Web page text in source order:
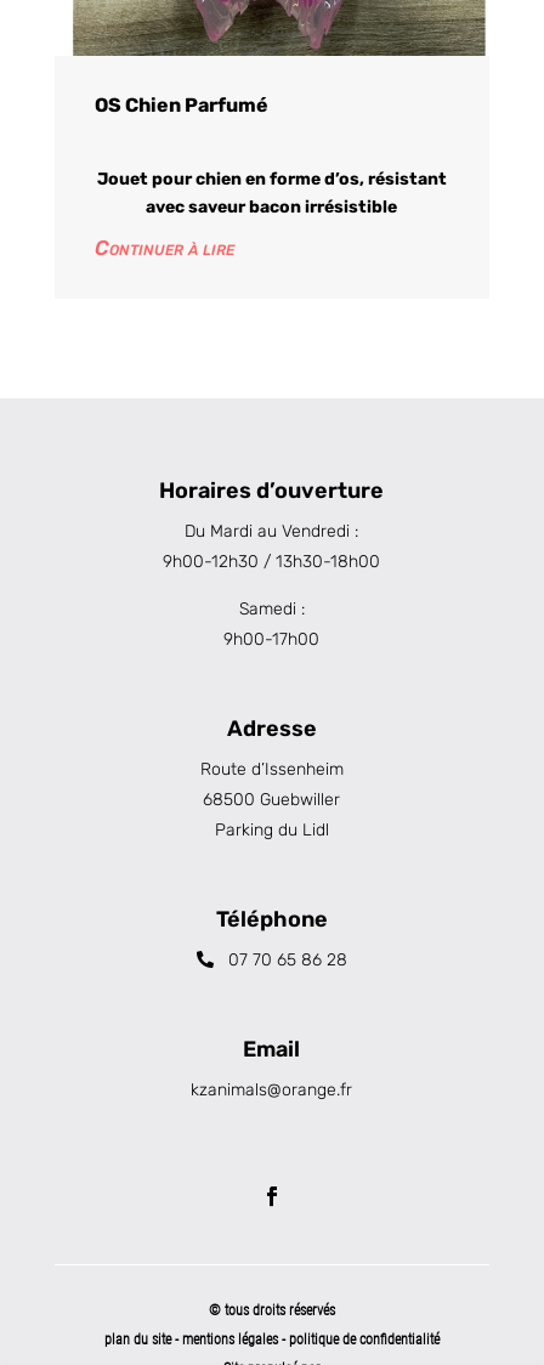
OS Chien Parfumé
Jouet pour chien en forme d’os, résistant
avec saveur bacon irrésistible
Continuer à lire
Horaires d’ouverture
Du Mardi au Vendredi :
9h00-12h30 / 13h30-18h00
Samedi :
9h00-17h00
Adresse
Route d’Issenheim
68500 Guebwiller
Parking du Lidl
Téléphone
07 70 65 86 28
Email
kzanimals@orange.fr
© tous droits réservés
plan du site-mentions légales -politique de confidentialité